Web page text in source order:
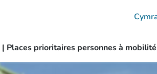
Places prioritaires personnes à